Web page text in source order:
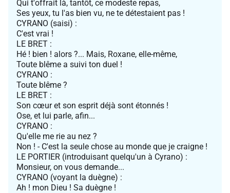
Qui t'offrait là, tantôt, ce modeste repas,
Ses yeux, tu l'as bien vu, ne te détestaient pas !
CYRANO (saisi) :
C'est vrai !
LE BRET :
Hé ! bien ! alors ?... Mais, Roxane, elle-même,
Toute blême a suivi ton duel !
CYRANO :
Toute blême ?
LE BRET :
Son cœur et son esprit déjà sont étonnés !
Ose, et lui parle, afin...
CYRANO :
Qu'elle me rie au nez ?
Non ! - C'est la seule chose au monde que je craigne !
LE PORTIER (introduisant quelqu'un à Cyrano) :
Monsieur, on vous demande...
CYRANO (voyant la duègne) :
Ah ! mon Dieu ! Sa duègne !